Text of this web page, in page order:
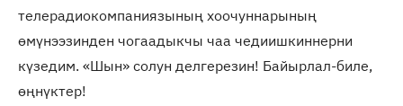
телерадиокомпаниязының хоочуннарының
өмүнээзинден чогаадыкчы чаа чедиишкиннерни
күзедим. «Шын» солун делгерезин! Байырлал-биле,
өңнүктер!